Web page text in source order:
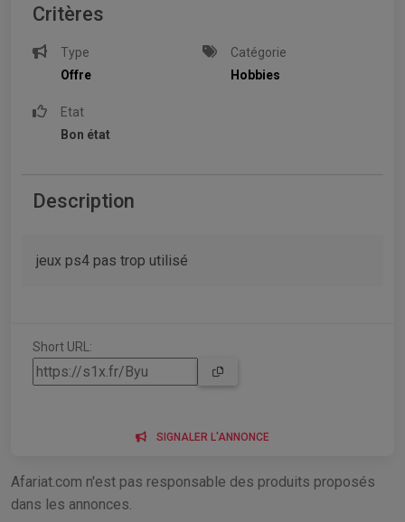
Critères
Type
Offre
Catégorie
Hobbies
Etat
Bon état
Description
jeux ps4 pas trop utilisé
Short URL:
SIGNALER L'ANNONCE
Afariat.com n'est pas responsable des produits proposés
dans les annonces.